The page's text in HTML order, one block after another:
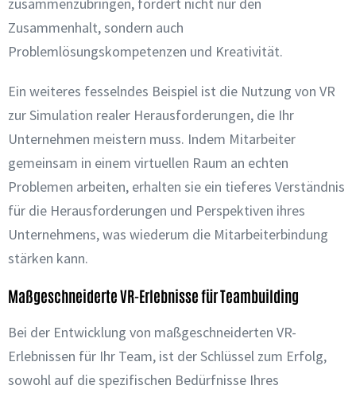
Zusammenhalt, sondern auch
Problemlösungskompetenzen und Kreativität.
Ein weiteres fesselndes Beispiel ist die Nutzung von VR
zur Simulation realer Herausforderungen, die Ihr
Unternehmen meistern muss. Indem Mitarbeiter
gemeinsam in einem virtuellen Raum an echten
Problemen arbeiten, erhalten sie ein tieferes Verständnis
für die Herausforderungen und Perspektiven ihres
Unternehmens, was wiederum die Mitarbeiterbindung
stärken kann.
Maßgeschneiderte VR-Erlebnisse für Teambuilding
Bei der Entwicklung von maßgeschneiderten VR-
Erlebnissen für Ihr Team, ist der Schlüssel zum Erfolg,
sowohl auf die spezifischen Bedürfnisse Ihres